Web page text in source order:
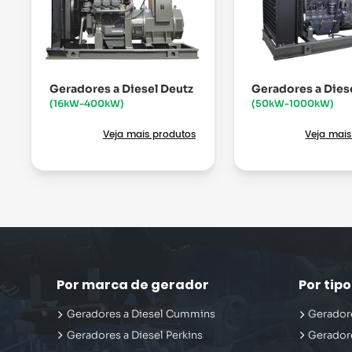
Geradores a Diesel Deutz
(16kW-400kW)
Veja mais produtos
Geradores a
(50kW-1000kW)
Veja
Por marca de gerador
Geradores a Diesel Cummins
Geradores a Diesel Perkins
Por